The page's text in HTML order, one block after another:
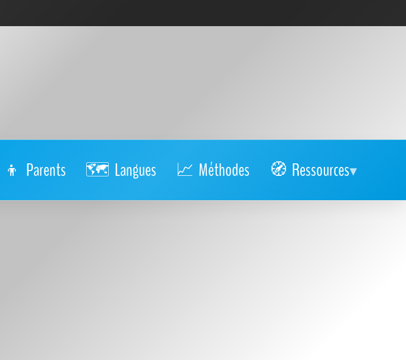
Parents Langues Méthodes Ressources